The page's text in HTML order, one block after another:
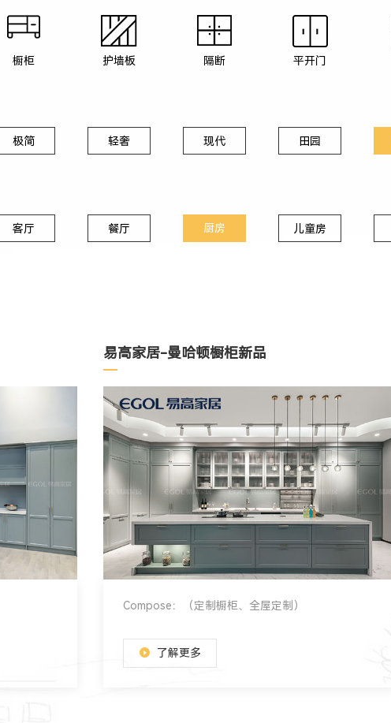
橱柜 护墙板 隔断 平开门
极简 轻奢 现代 田园
客厅 餐厅 厨房 儿童房
易高家居-曼哈顿橱柜新品
Compose：（定制橱柜、全屋定制）
了解更多